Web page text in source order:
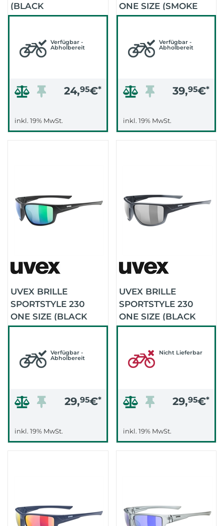
(BLACK
MATT/SMOKE)
Verfügbar -
Abholbereit
24,95€*
inkl. 19% MwSt.
ONE SIZE (SMOKE
MATT/MIRROR
Verfügbar -
Abholbereit
39,95€*
inkl. 19% MwSt.
UVEX BRILLE
SPORTSTYLE 230
ONE SIZE (BLACK
MATT/MIRROR
Verfügbar -
Abholbereit
29,95€*
inkl. 19% MwSt.
UVEX BRILLE
SPORTSTYLE 230
ONE SIZE (BLACK
MAT/LTM.SMOKE)
Nicht Lieferbar
29,95€*
inkl. 19% MwSt.